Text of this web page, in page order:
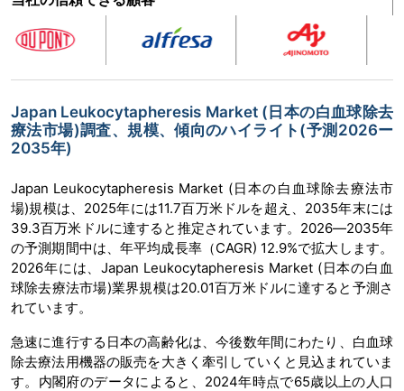
Japan Leukocytapheresis Market (日本の白血球除去
療法市場)調査、規模、傾向のハイライト(予測2026ー
2035年)
Japan Leukocytapheresis Market (日本の白血球除去療法市
場)規模は、2025年には11.7百万米ドルを超え、2035年末には
39.3百万米ドルに達すると推定されています。2026―2035年
の予測期間中は、年平均成長率（CAGR) 12.9%で拡大します。
2026年には、Japan Leukocytapheresis Market (日本の白血
球除去療法市場)業界規模は20.01百万米ドルに達すると予測さ
れています。
急速に進行する日本の高齢化は、今後数年間にわたり、白血球
除去療法用機器の販売を大きく牽引していくと見込まれていま
す。内閣府のデータによると、2024年時点で65歳以上の人口